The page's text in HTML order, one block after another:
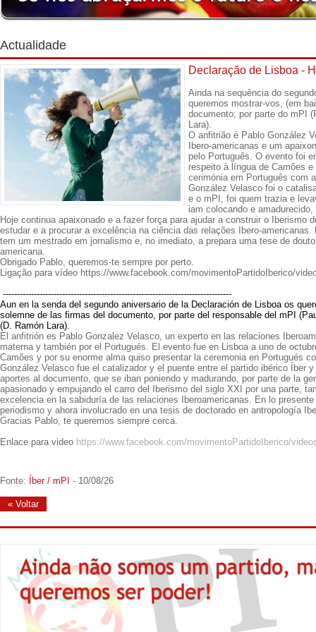
Actualidade
Declaração de Lisboa -
Ainda na sequência do
queremos mostrar-vos, (em
documento; por parte do mPI
Lara).
O anfitrião é Pablo González
Ibero-americanas e um
pelo Português. O evento foi
respeito à língua de Camões
cerimónia em Português com
González Velasco foi o
e o mPI, foi quem trazia e
iam colocando e
Hoje continua apaixonado e a fazer força para ajudar a construir o Iberismo
estudar e a procurar a excelência na ciência das relações Ibero-
tem um mestrado em jornalismo e, no imediato, a prepara uma tese de
americana.
Obrigado Pablo, queremos-te sempre por perto.
Ligação para vídeo https://www.facebook.com/movimentoPartidoIberico/
---------------------------------------------------------------------------------
Aun en la senda del segundo aniversario de la Declaración de Lisboa os
solemne de las firmas del documento, por parte del responsable del mPI
(D. Ramón Lara).
El anfitrión es Pablo Gonzalez Velasco, un experto en las relaciones
materna y también por el Portugués. El evento fue en Lisboa a uno de
Camões y por su enorme alma quiso presentar la ceremonia en Portugués
González Velasco fue el catalizador y el puente entre el partido ibérico Íber
aportes al documento, que se iban poniendo y madurando, por parte de la
apasionado y empujando el carro del Iberismo del siglo XXI por una parte,
excelencia en la sabiduría de las relaciones Iberoamericanas. En lo
periodismo y ahora involucrado en una tesis de doctorado en antropología
Gracias Pablo, te queremos siempre cerca.
Enlace para video https://www.facebook.com/movimentoPartidoIberico/
Fonte: Íber / mPI - 10/08/26
« Voltar